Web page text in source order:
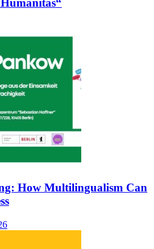
How Multilingualism Can